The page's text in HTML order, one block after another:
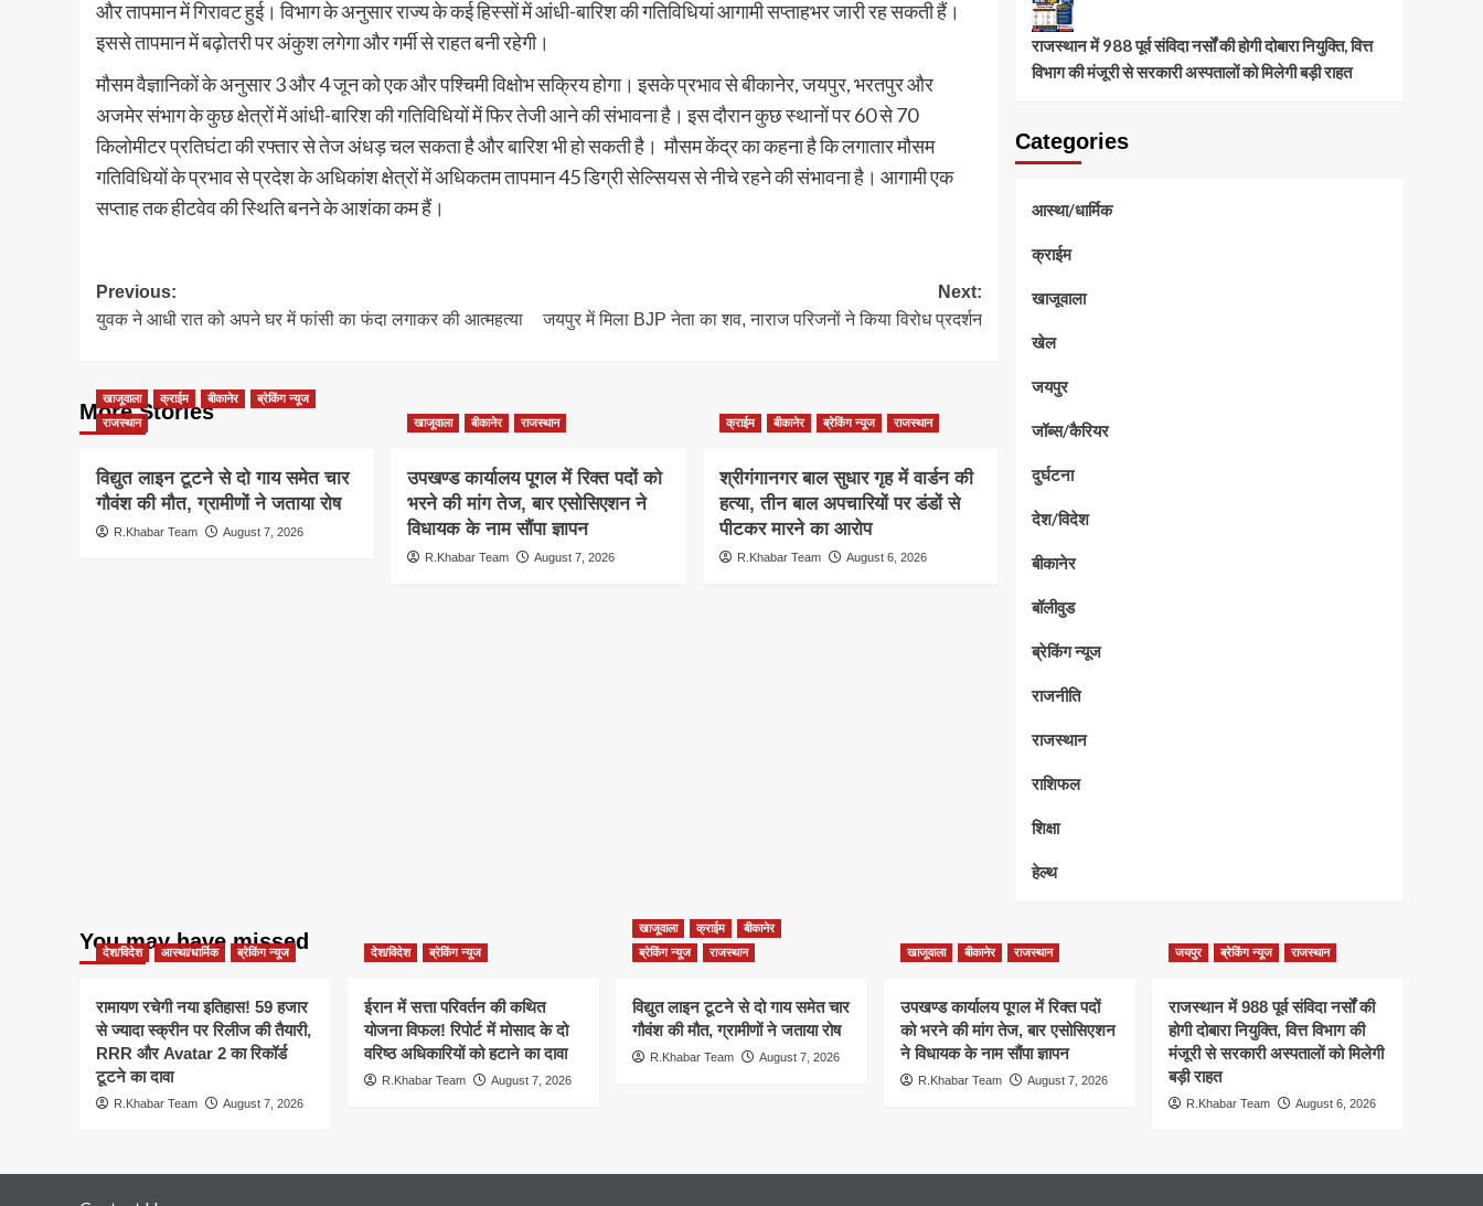
और तापमान में गिरावट हुई। विभाग के अनुसार राज्य के कई हिस्सों में आंधी-बारिश की गतिविधियां आगामी सप्ताहभर जारी रह सकती हैं।
इससे तापमान में बढ़ोतरी पर अंकुश लगेगा और गर्मी से राहत बनी रहेगी।
मौसम वैज्ञानिकों के अनुसार 3 और 4 जून को एक और पश्चिमी विक्षोभ सक्रिय होगा। इसके प्रभाव से बीकानेर, जयपुर, भरतपुर और
अजमेर संभाग के कुछ क्षेत्रों में आंधी-बारिश की गतिविधियों में फिर तेजी आने की संभावना है। इस दौरान कुछ स्थानों पर 60 से 70
किलोमीटर प्रतिघंटा की रफ्तार से तेज अंधड़ चल सकता है और बारिश भी हो सकती है। मौसम केंद्र का कहना है कि लगातार मौसम
गतिविधियों के प्रभाव से प्रदेश के अधिकांश क्षेत्रों में अधिकतम तापमान 45 डिग्री सेल्सियस से नीचे रहने की संभावना है। आगामी एक
सप्ताह तक हीटवेव की स्थिति बनने के आशंका कम हैं।
Post
navigation
Previous:
युवक ने आधी रात को अपने घर में फांसी का फंदा लगाकर की आत्महत्या
Next:
जयपुर में मिला BJP नेता का शव, नाराज परिजनों ने किया विरोध प्रदर्शन
More Stories
खाजूवाला क्राईम बीकानेर
ब्रेकिंग न्यूज
राजस्थान
विद्युत लाइन टूटने से दो गाय समेत चार
गौवंश की मौत, ग्रामीणों ने जताया रोष
R.Khabar Team August 7, 2026
खाजूवाला बीकानेर राजस्थान
उपखण्ड कार्यालय पूगल में रिक्त पदों को
भरने की मांग तेज, बार एसोसिएशन ने
विधायक के नाम सौंपा ज्ञापन
R.Khabar Team August 7, 2026
क्राईम बीकानेर ब्रेकिंग न्यूज राजस्थान
श्रीगंगानगर बाल सुधार गृह में वार्डन की
हत्या, तीन बाल अपचारियों पर डंडों से
पीटकर मारने का आरोप
R.Khabar Team August 6, 2026
राजस्थान में 988 पूर्व संविदा नर्सों की होगी दोबारा नियुक्ति, वित्त
विभाग की मंजूरी से सरकारी अस्पतालों को मिलेगी बड़ी राहत
Categories
आस्था/धार्मिक
क्राईम
खाजूवाला
खेल
जयपुर
जॉब्स/कैरियर
दुर्घटना
देश/विदेश
बीकानेर
बॉलीवुड
ब्रेकिंग न्यूज
राजनीति
राजस्थान
राशिफल
शिक्षा
हेल्थ
You may have missed
देश/विदेश आस्था/धार्मिक ब्रेकिंग न्यूज
रामायण रचेगी नया इतिहास! 59 हजार
से ज्यादा स्क्रीन पर रिलीज की तैयारी,
RRR और Avatar 2 का रिकॉर्ड
टूटने का दावा
R.Khabar Team August 7, 2026
देश/विदेश ब्रेकिंग न्यूज
ईरान में सत्ता परिवर्तन की कथित
योजना विफल! रिपोर्ट में मोसाद के दो
वरिष्ठ अधिकारियों को हटाने का दावा
R.Khabar Team August 7, 2026
खाजूवाला क्राईम
बीकानेर
ब्रेकिंग न्यूज
राजस्थान
विद्युत लाइन टूटने से दो गाय समेत चार
गौवंश की मौत, ग्रामीणों ने जताया रोष
R.Khabar Team August 7, 2026
खाजूवाला बीकानेर राजस्थान
उपखण्ड कार्यालय पूगल में रिक्त पदों
को भरने की मांग तेज, बार एसोसिएशन
ने विधायक के नाम सौंपा ज्ञापन
R.Khabar Team August 7, 2026
जयपुर ब्रेकिंग न्यूज राजस्थान
राजस्थान में 988 पूर्व संविदा नर्सों की
होगी दोबारा नियुक्ति, वित्त विभाग की
मंजूरी से सरकारी अस्पतालों को मिलेगी
बड़ी राहत
R.Khabar Team August 6, 2026